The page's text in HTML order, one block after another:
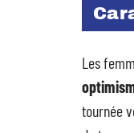
Les
tournée